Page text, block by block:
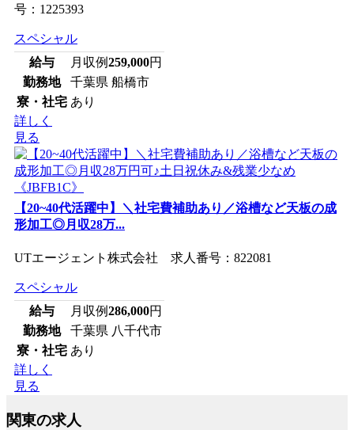
号：1225393
スペシャル
給与
月収例259,000円
勤務地
千葉県 船橋市
寮・社宅 あり
詳しく
見る
【20~40代活躍中】＼社宅費補助あり／浴槽など天板の成
形加工◎月収28万...
UTエージェント株式会社 求人番号：822081
スペシャル
給与
月収例286,000円
勤務地
千葉県 八千代市
寮・社宅 あり
詳しく
見る
関東の求人